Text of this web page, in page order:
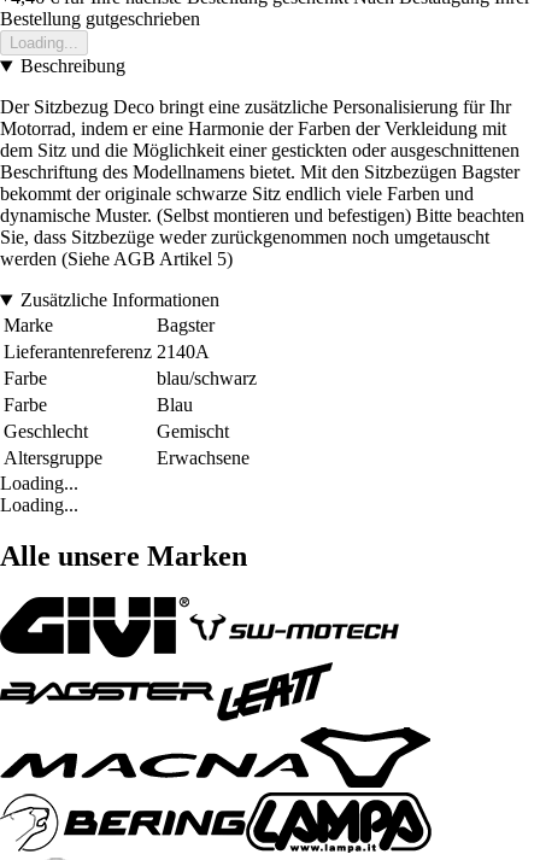
Bestellung gutgeschrieben
Loading...
Beschreibung
Der Sitzbezug Deco bringt eine zusätzliche Personalisierung für Ihr
Motorrad, indem er eine Harmonie der Farben der Verkleidung mit
dem Sitz und die Möglichkeit einer gestickten oder ausgeschnittenen
Beschriftung des Modellnamens bietet. Mit den Sitzbezügen Bagster
bekommt der originale schwarze Sitz endlich viele Farben und
dynamische Muster. (Selbst montieren und befestigen) Bitte beachten
Sie, dass Sitzbezüge weder zurückgenommen noch umgetauscht
werden (Siehe AGB Artikel 5)
Zusätzliche Informationen
Marke
Bagster
Lieferantenreferenz 2140A
Farbe
blau/schwarz
Farbe
Blau
Geschlecht
Gemischt
Altersgruppe
Erwachsene
Loading...
Loading...
Alle unsere Marken